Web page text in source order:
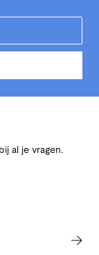
al je vragen.